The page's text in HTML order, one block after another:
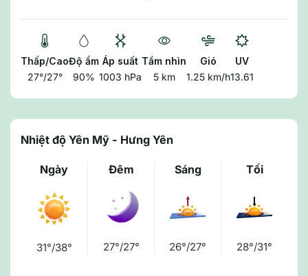
Thấp/Cao
27°/27°
Độ ẩm
90%
Áp suất
1003 hPa
Tầm nhìn
5 km
Gió
1.25 km/h
UV
13.61
Nhiệt độ Yên Mỹ - Hưng Yên
Ngày
31°/38°
Đêm
27°/27°
Sáng
26°/27°
Tối
28°/31°